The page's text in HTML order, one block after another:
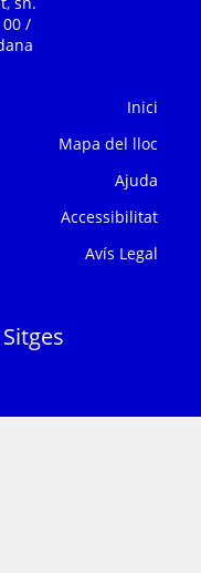
00 /
Inici
Mapa del lloc
Ajuda
Accessibilitat
Avís Legal